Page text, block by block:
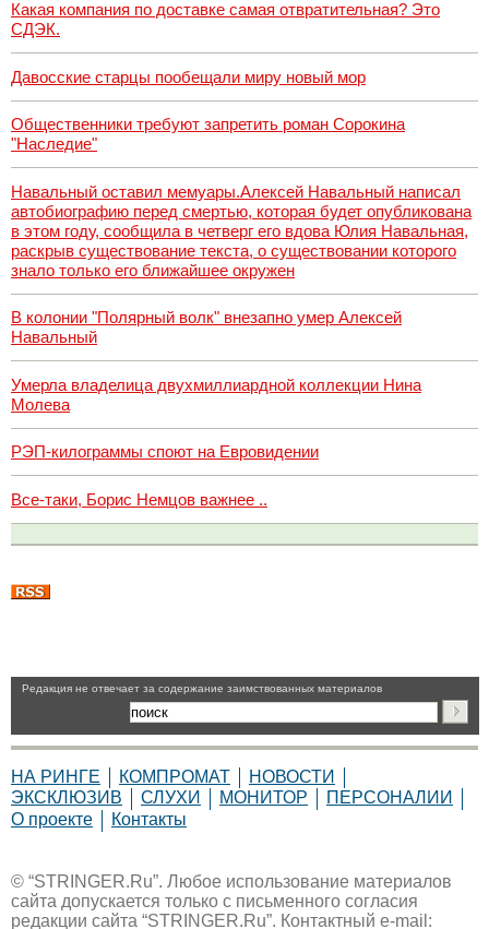
Какая компания по доставке самая отвратительная? Это
СДЭК.
Давосские старцы пообещали миру новый мор
Общественники требуют запретить роман Сорокина
"Наследие"
Навальный оставил мемуары.Алексей Навальный написал
автобиографию перед смертью, которая будет опубликована
в этом году, сообщила в четверг его вдова Юлия Навальная,
раскрыв существование текста, о существовании которого
знало только его ближайшее окружен
В колонии "Полярный волк" внезапно умер Алексей
Навальный
Умерла владелица двухмиллиардной коллекции Нина
Молева
РЭП-килограммы споют на Евровидении
Все-таки, Борис Немцов важнее ..
Pедакция не отвечает за содержание заимствованных материалов
НА РИНГЕ КОМПРОМАТ
НОВОСТИ
ЭКСКЛЮЗИВ
СЛУХИ МОНИТОР
ПЕРСОНАЛИИ
О проекте
Контакты
© “STRINGER.Ru”. Любое использование материалов
сайта допускается только с письменного согласия
редакции сайта “STRINGER.Ru”. Контактный e-mail: